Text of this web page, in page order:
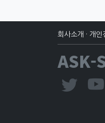
회사소개 · 개인
ASK-